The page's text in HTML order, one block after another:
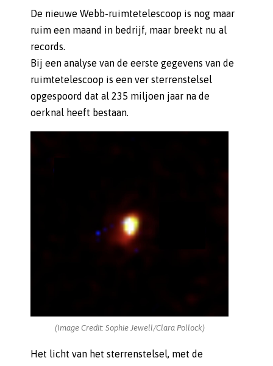
De nieuwe Webb-ruimtetelescoop is nog maar
ruim een maand in bedrijf, maar breekt nu al
records.
Bij een analyse van de eerste gegevens van de
ruimtetelescoop is een ver sterrenstelsel
opgespoord dat al 235 miljoen jaar na de
oerknal heeft bestaan.
(Image Credit: Sophie Jewell/Clara Pollock)
Het licht van het sterrenstelsel, met de